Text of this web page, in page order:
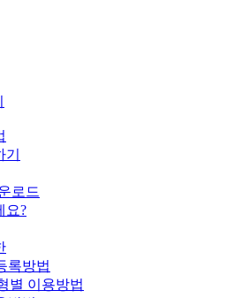
로드
요?
록방법
별 이용방법